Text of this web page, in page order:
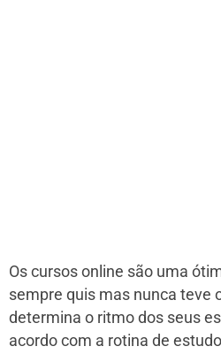
Os cursos online são uma
sempre quis mas nunca teve
determina o ritmo dos seus
acordo com a rotina de